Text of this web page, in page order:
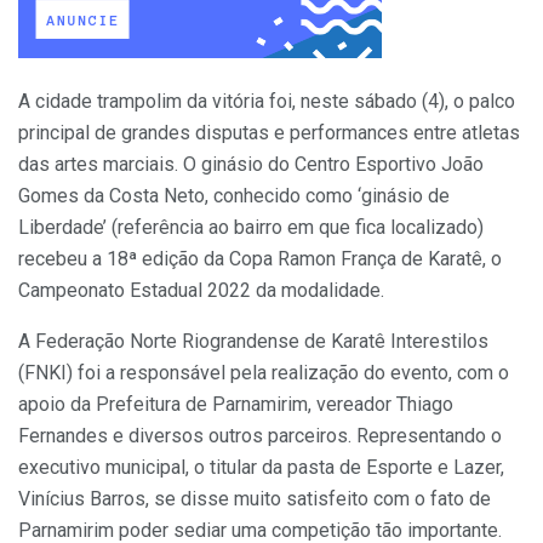
A cidade trampolim da vitória foi, neste sábado (4), o palco
principal de grandes disputas e performances entre atletas
das artes marciais. O ginásio do Centro Esportivo João
Gomes da Costa Neto, conhecido como ‘ginásio de
Liberdade’ (referência ao bairro em que fica localizado)
recebeu a 18ª edição da Copa Ramon França de Karatê, o
Campeonato Estadual 2022 da modalidade.
A Federação Norte Riograndense de Karatê Interestilos
(FNKI) foi a responsável pela realização do evento, com o
apoio da Prefeitura de Parnamirim, vereador Thiago
Fernandes e diversos outros parceiros. Representando o
executivo municipal, o titular da pasta de Esporte e Lazer,
Vinícius Barros, se disse muito satisfeito com o fato de
Parnamirim poder sediar uma competição tão importante.